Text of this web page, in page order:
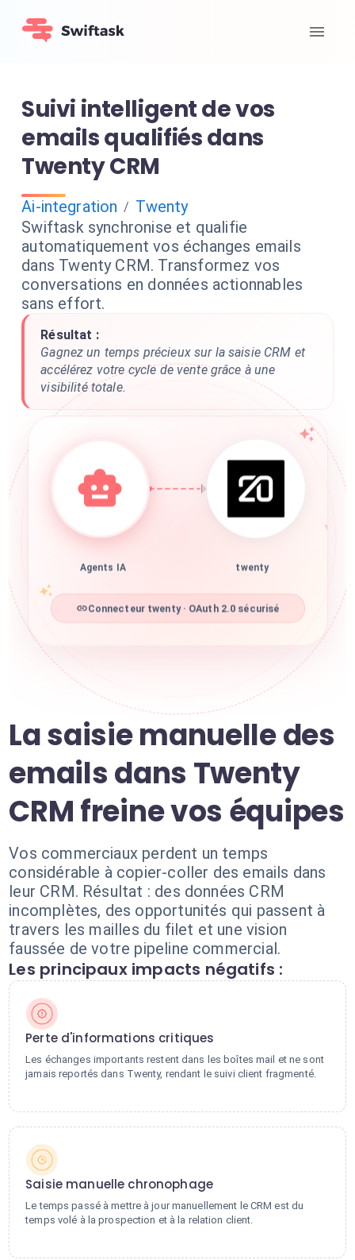
Suivi intelligent de vos
emails qualifiés dans
Twenty CRM
Ai-integration / Twenty
Swiftask synchronise et qualifie
automatiquement vos échanges emails
dans Twenty CRM. Transformez vos
conversations en données actionnables
sans effort.
Résultat :
Gagnez un temps précieux sur la saisie CRM et
accélérez votre cycle de vente grâce à une
visibilité totale.
Agents IA twenty
Connecteur twenty · OAuth 2.0 sécurisé
La saisie manuelle des
emails dans Twenty
CRM freine vos équipes
Vos commerciaux perdent un temps
considérable à copier-coller des emails dans
leur CRM. Résultat : des données CRM
incomplètes, des opportunités qui passent à
travers les mailles du filet et une vision
faussée de votre pipeline commercial.
Les principaux impacts négatifs :
Perte d'informations critiques
Les échanges importants restent dans les boîtes mail et ne sont
jamais reportés dans Twenty, rendant le suivi client fragmenté.
Saisie manuelle chronophage
Le temps passé à mettre à jour manuellement le CRM est du
temps volé à la prospection et à la relation client.